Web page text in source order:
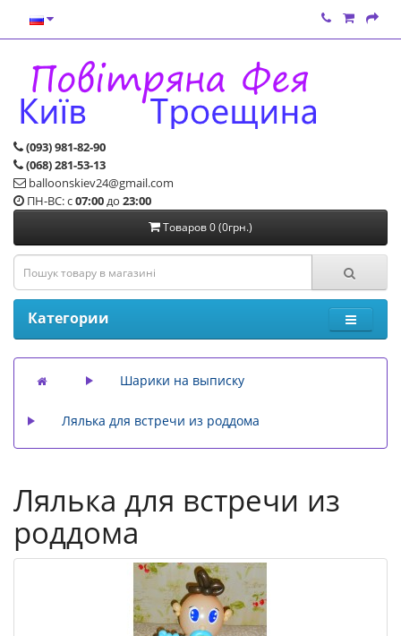
(093) 981-82-90
(068) 281-53-13
balloonskiev24@gmail.com
ПН-ВС: с07:00до 23:00
Товаров 0 (0грн.)
Категории
Шарики на выписку
Лялька для встречи из роддома
Лялька для встречи из
роддома